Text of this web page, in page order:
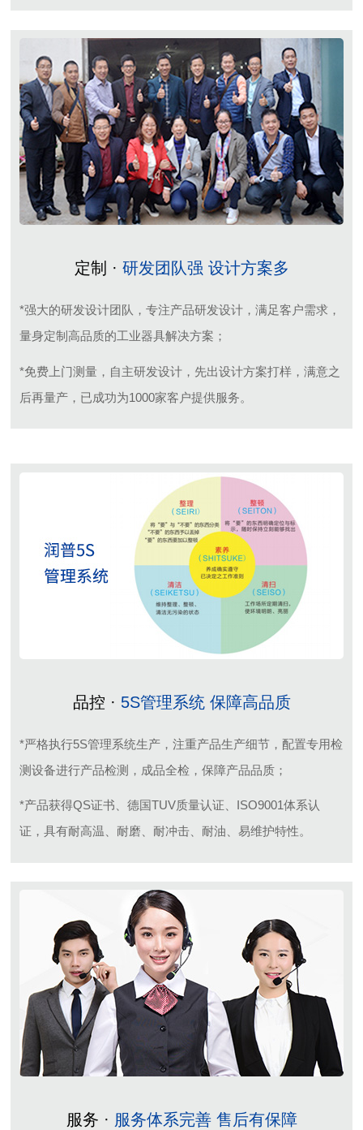
定制 · 研发团队强 设计方案多
*强大的研发设计团队，专注产品研发设计，满足客户需求，
量身定制高品质的工业器具解决方案；
*免费上门测量，自主研发设计，先出设计方案打样，满意之
后再量产，已成功为1000家客户提供服务。
品控 · 5S管理系统 保障高品质
*严格执行5S管理系统生产，注重产品生产细节，配置专用检
测设备进行产品检测，成品全检，保障产品品质；
*产品获得QS证书、德国TUV质量认证、ISO9001体系认
证，具有耐高温、耐磨、耐冲击、耐油、易维护特性。
服务 · 服务体系完善 售后有保障